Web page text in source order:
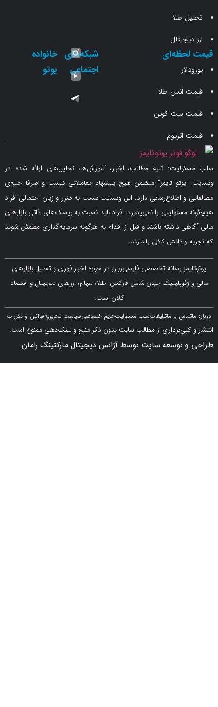
انس طلا
بیت کوین
شبکه‌های خانواده
یوتو
کلیه مطالب، اخبار، آموزش‌ها، تحلیل‌های ارائه شده در
تایمز” متضمن هیچ پیشنهاد معاملاتی نیست و صرفا جنبه‌ی
اطلاع‌رسانی دارد. این وبسایت نسبت به ضرر و زیان احتمالی افراد
را نمی‌پذیرد. افراد باید نسبت به ریسک‌های ذاتی بازارهای
داشته باشند و قبل از اقدام به هرگونه سرمایه‌گذاری مطمئن شوند
دانش کافی را دارند.
رسانه تخصصی فارسی‌زبان در حوزه اخبار فوری و تحلیل بازارهای
جهان شامل فارکس، طلا، سهام، ارزهای دیجیتال و اقتصاد
با ما تبلیغاتسلب مسئولیتحریم خصوصیسیاست تحریریهقوانین و مقررات
از مطالب سایت بدون ذکر منبع و لینک‌دهی ممنوع است.
سایت توسط آژانس دیجیتال مارکتینگ رامان